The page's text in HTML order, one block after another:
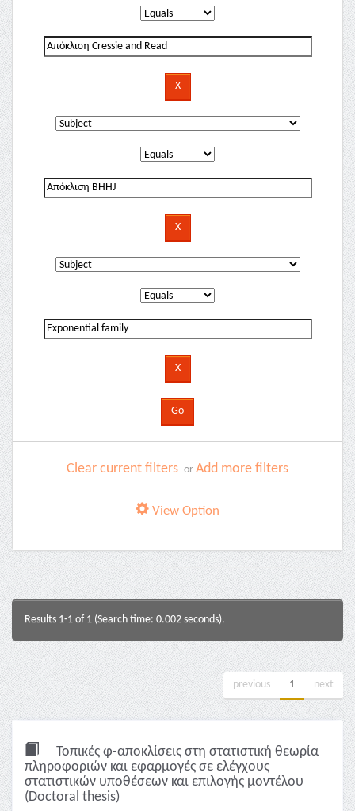
Clear current filters or Add more filters
View Option
Results 1-1 of 1 (Search time: 0.002 seconds).
previous 1 next
Τοπικές φ-αποκλίσεις στη στατιστική θεωρία
πληροφοριών και εφαρμογές σε ελέγχους
στατιστικών υποθέσεων και επιλογής μοντέλου
(Doctoral thesis)